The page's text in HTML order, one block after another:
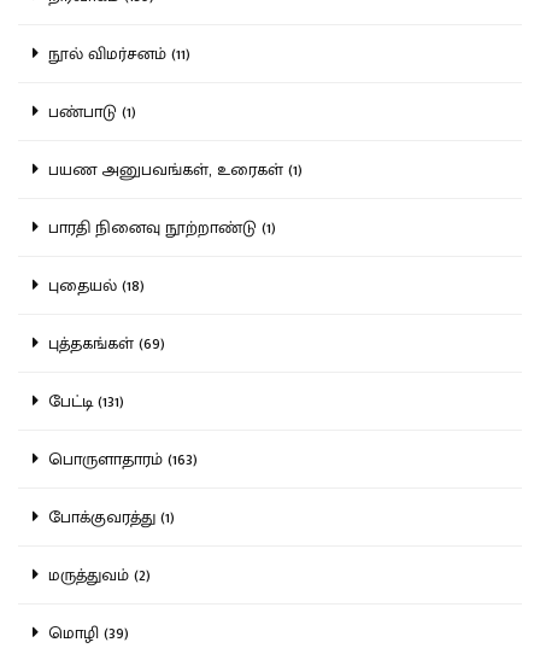
நூல் விமர்சனம் (11)
பண்பாடு (1)
பயண அனுபவங்கள், உரைகள் (1)
பாரதி நினைவு நூற்றாண்டு (1)
புதையல் (18)
புத்தகங்கள் (69)
பேட்டி (131)
பொருளாதாரம் (163)
போக்குவரத்து (1)
மருத்துவம் (2)
மொழி (39)